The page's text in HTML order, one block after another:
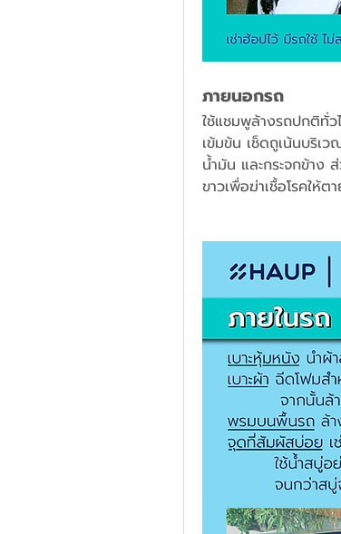
ภายนอกรถ
ใช้แชมพูล้างรถปกติทั่ว
เข้มข้น เช็ดถูเน้นบริเ
น้ำมัน และกระจกข้า
ขาวเพื่อฆ่าเชื้อโรคให้